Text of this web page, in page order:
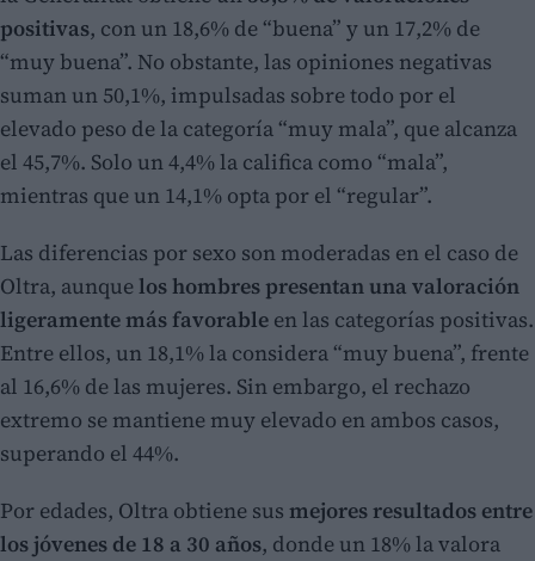
positivas, con un 18,6% de “buena” y un 17,2% de
“muy buena”. No obstante, las opiniones negativas
suman un 50,1%, impulsadas sobre todo por el
elevado peso de la categoría “muy mala”, que alcanza
el 45,7%. Solo un 4,4% la califica como “mala”,
mientras que un 14,1% opta por el “regular”.
Las diferencias por sexo son moderadas en el caso de
Oltra, aunquelos hombres presentan una valoración
ligeramente más favorable en las categorías positivas.
Entre ellos, un 18,1% la considera “muy buena”, frente
al 16,6% de las mujeres. Sin embargo, el rechazo
extremo se mantiene muy elevado en ambos casos,
superando el 44%.
Por edades, Oltra obtiene sus mejores resultados entre
los jóvenes de 18 a 30 años, donde un 18% la valora